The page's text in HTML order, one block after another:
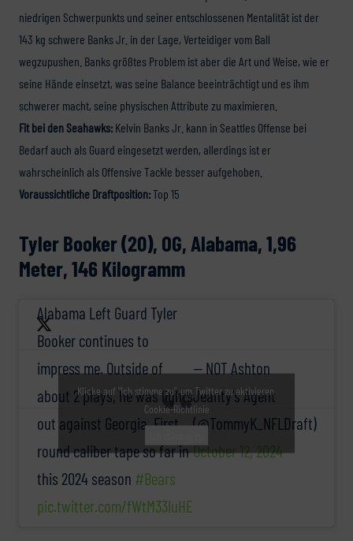
niedrigen Schwerpunkts und seiner entschlossenen Mentalität ist der
143 kg schwere Banks Jr. in der Lage, Verteidiger vom Ball
wegzupushen. Banks größtes Problem ist aber die Art und Weise, wie er
seine Hände einsetzt, was seine Balance beeinträchtigt und es ihm
schwerer macht, seine physischen Attribute zu maximieren.
Fit bei den Seahawks: Kelvin Banks Jr. kann in Seattles Offense bei
Bedarf auch als Guard eingesetzt werden, allerdings ist er
wahrscheinlich als Offensive Tackle besser aufgehoben.
Voraussichtliche Draftposition:Top 15
Tyler Booker (20), OG, Alabama, 1,96
Meter, 146 Kilogramm
Alabama Left Guard Tyler
Booker continues to
impress me. Outside of
about 2 plays, he was lights
out against Georgia. First
round caliber tape so far in
this 2024 season #Bears
pic.twitter.com/fWtM33IuHE
— NOT Ashton
Jeanty’s Agent
(@TommyK_NFLDraft)
October 12, 2024
Klicke auf "Ich stimme zu", um Twitter zu aktivieren
Cookie-Richtlinie